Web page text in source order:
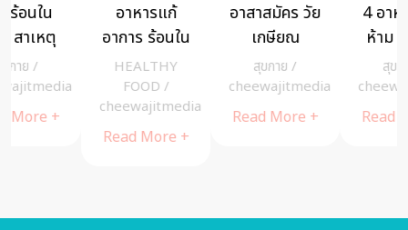
4 อาหารต้อง
ห้าม กินมาก
เสี่ยงทำ หน้า
เหี่ยว แก่ไว
cheewajitmedia
Read More +
ผู้สูงวัยกับ
อัมพาต ต้อง
ดูแลสุขภาพ
อย่างไรดีให้
ไกลโรคนี้
cheewajitmedia
Read More +
ประสบการณ์
สุขภาพ : เมื่อ
ฉันเป็นมะเร็ง
เต้านมชนิด
รุนแรง
cheewajitmedia
Read More +